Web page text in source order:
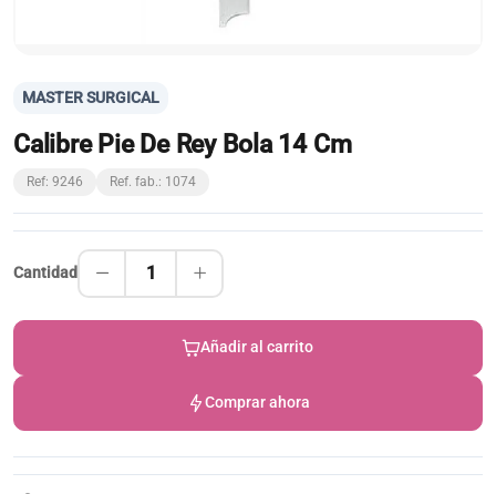
MASTER SURGICAL
Calibre Pie De Rey Bola 14 Cm
Ref: 9246 Ref. fab.: 1074
Cantidad 1
Añadir al carrito
Comprar ahora